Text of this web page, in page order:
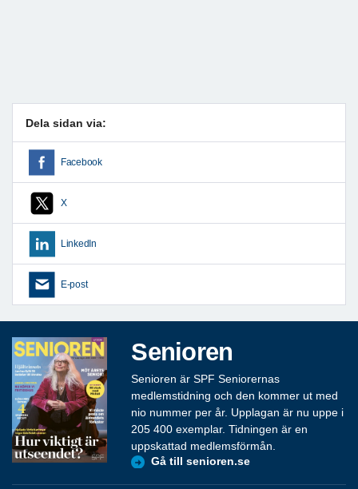
Dela sidan via:
Facebook
X
LinkedIn
E-post
Senioren
Senioren är SPF Seniorernas
medlemstidning och den kommer ut med
nio nummer per år. Upplagan är nu uppe i
205 400 exemplar. Tidningen är en
uppskattad medlemsförmån.
Gå till senioren.se